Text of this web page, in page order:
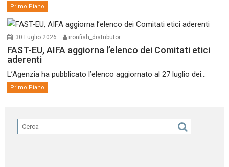
Primo Piano
30 Luglio 2026 ironfish_distributor
FAST-EU, AIFA aggiorna l’elenco dei Comitati etici
aderenti
L’Agenzia ha pubblicato l’elenco aggiornato al 27 luglio dei...
Primo Piano